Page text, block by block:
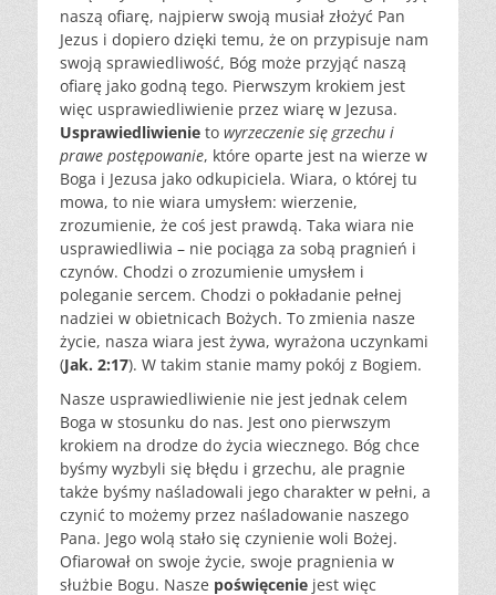
naszą ofiarę, najpierw swoją musiał złożyć Pan
Jezus i dopiero dzięki temu, że on przypisuje nam
swoją sprawiedliwość, Bóg może przyjąć naszą
ofiarę jako godną tego. Pierwszym krokiem jest
więc usprawiedliwienie przez wiarę w Jezusa.
Usprawiedliwienie to wyrzeczenie się grzechu i
prawe postępowanie, które oparte jest na wierze w
Boga i Jezusa jako odkupiciela. Wiara, o której tu
mowa, to nie wiara umysłem: wierzenie,
zrozumienie, że coś jest prawdą. Taka wiara nie
usprawiedliwia – nie pociąga za sobą pragnień i
czynów. Chodzi o zrozumienie umysłem i
poleganie sercem. Chodzi o pokładanie pełnej
nadziei w obietnicach Bożych. To zmienia nasze
życie, nasza wiara jest żywa, wyrażona uczynkami
(Jak. 2:17). W takim stanie mamy pokój z Bogiem.
Nasze usprawiedliwienie nie jest jednak celem
Boga w stosunku do nas. Jest ono pierwszym
krokiem na drodze do życia wiecznego. Bóg chce
byśmy wyzbyli się błędu i grzechu, ale pragnie
także byśmy naśladowali jego charakter w pełni, a
czynić to możemy przez naśladowanie naszego
Pana. Jego wolą stało się czynienie woli Bożej.
Ofiarował on swoje życie, swoje pragnienia w
służbie Bogu. Nasze poświęcenie jest więc